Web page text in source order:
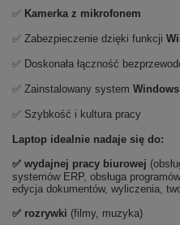
✅ Kamerka z mikrofonem
✅ Zabezpieczenie dzięki funkcji
✅ Doskonała łączność
✅ Zainstalowany system
✅ Szybkość i kultura pracy
Laptop idealnie nadaje się do:
✅ wydajnej pracy biurowej
systemów ERP, obsługa
edycja dokumentów, wyliczenia,
✅ rozrywki (filmy, muzyka)